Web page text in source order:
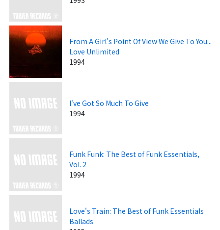
From A Girl's Point Of View We Give To You...
Love Unlimited
1994
I've Got So Much To Give
1994
Funk Funk: The Best of Funk Essentials,
Vol. 2
1994
Love's Train: The Best of Funk Essentials
Ballads